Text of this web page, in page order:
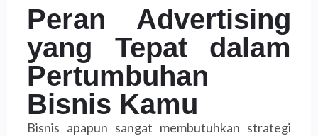
Peran Advertising
yang Tepat dalam
Pertumbuhan
Bisnis Kamu
Bisnis apapun sangat membutuhkan strategi